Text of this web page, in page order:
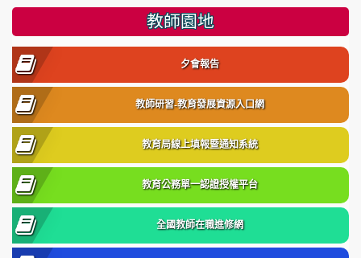
教師園地
夕會報告
教師研習-教育發展資源入口網
教育局線上填報暨通知系統
教育公務單一認證授權平台
全國教師在職進修網